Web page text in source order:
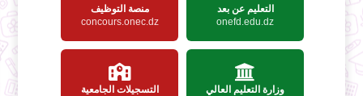
التعليم عن بعد
onefd.edu.dz
منصة التوظيف
concours.onec.dz
وزارة التعليم العالي
التسجيلات الجامعية